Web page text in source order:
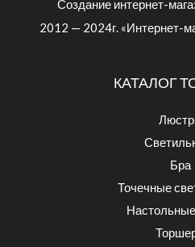
Создание интернет-
2012 — 2024г. «Интернет-
КАТАЛОГ
Бра
Точечные